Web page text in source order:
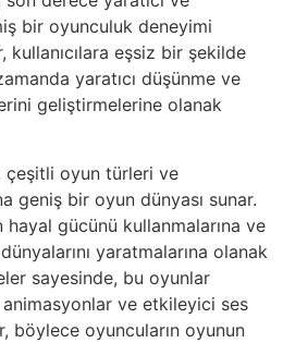
bir oyunculuk deneyimi
kullanıcılara eşsiz bir şekilde
yaratıcı düşünme ve
geliştirmelerine olanak
çeşitli oyun türleri ve
geniş bir oyun dünyası sunar.
hayal gücünü kullanmalarına ve
yaratmalarına olanak
sayesinde, bu oyunlar
ve etkileyici ses
böylece oyuncuların oyunun